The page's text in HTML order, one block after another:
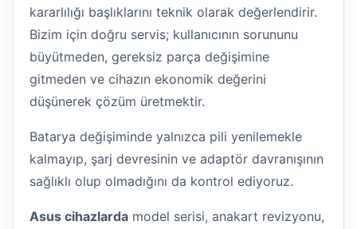
kararlılığı başlıklarını teknik olarak değerlendirir.
Bizim için doğru servis; kullanıcının sorununu
büyütmeden, gereksiz parça değişimine
gitmeden ve cihazın ekonomik değerini
düşünerek çözüm üretmektir.
Batarya değişiminde yalnızca pili yenilemekle
kalmayıp, şarj devresinin ve adaptör davranışının
sağlıklı olup olmadığını da kontrol ediyoruz.
Asus cihazlarda model serisi, anakart revizyonu,